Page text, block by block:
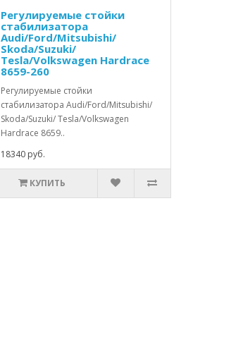
Регулируемые стойки
стабилизатора
Audi/Ford/Mitsubishi/
Skoda/Suzuki/
Tesla/Volkswagen Hardrace
8659-260
Регулируемые стойки
стабилизатора Audi/Ford/Mitsubishi/
Skoda/Suzuki/ Tesla/Volkswagen
Hardrace 8659..
18340 руб.
КУПИТЬ